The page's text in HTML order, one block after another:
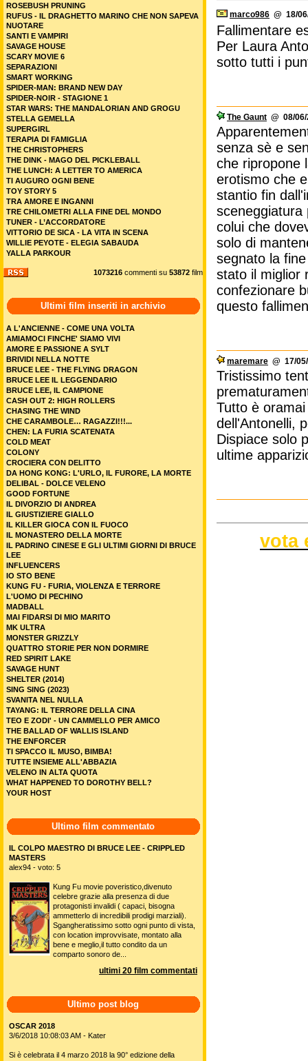
marco986 @ 18/
Fallimentare
Per Laura
sotto tutti i
The Gaunt @ 08/
senza sè e
che ripropone
erotismo che
stantio fin
sceneggiatura
colui che
solo di
segnato la
stato il miglior
confezionare
questo
maremare @ 17/
Tristissimo
Tutto è
dell'Antonelli,
Dispiace solo
ultime
vota
ROSEBUSH PRUNING
RUFUS - IL DRAGHETTO MARINO CHE NON SAPEVA
NUOTARE
SANTI E VAMPIRI
SAVAGE HOUSE
SCARY MOVIE 6
SEPARAZIONI
SMART WORKING
SPIDER-MAN: BRAND NEW DAY
SPIDER-NOIR - STAGIONE 1
STAR WARS: THE MANDALORIAN AND GROGU
STELLA GEMELLA
SUPERGIRL
TERAPIA DI FAMIGLIA
THE CHRISTOPHERS
THE DINK - MAGO DEL PICKLEBALL
THE LUNCH: A LETTER TO AMERICA
TI AUGURO OGNI BENE
TOY STORY 5
TRA AMORE E INGANNI
TRE CHILOMETRI ALLA FINE DEL MONDO
TUNER - L’ACCORDATORE
VITTORIO DE SICA - LA VITA IN SCENA
WILLIE PEYOTE - ELEGIA SABAUDA
YALLA PARKOUR
1073216 commenti su 53872 film
Ultimi film inseriti in archivio
A L'ANCIENNE - COME UNA VOLTA
AMIAMOCI FINCHE' SIAMO VIVI
AMORE E PASSIONE A SYLT
BRIVIDI NELLA NOTTE
BRUCE LEE - THE FLYING DRAGON
BRUCE LEE IL LEGGENDARIO
BRUCE LEE, IL CAMPIONE
CASH OUT 2: HIGH ROLLERS
CHASING THE WIND
CHE CARAMBOLE… RAGAZZI!!!...
CHEN: LA FURIA SCATENATA
COLD MEAT
COLONY
CROCIERA CON DELITTO
DA HONG KONG: L'URLO, IL FURORE, LA MORTE
DELIBAL - DOLCE VELENO
GOOD FORTUNE
IL DIVORZIO DI ANDREA
IL GIUSTIZIERE GIALLO
IL KILLER GIOCA CON IL FUOCO
IL MONASTERO DELLA MORTE
IL PADRINO CINESE E GLI ULTIMI GIORNI DI BRUCE
LEE
INFLUENCERS
IO STO BENE
KUNG FU - FURIA, VIOLENZA E TERRORE
L'UOMO DI PECHINO
MADBALL
MAI FIDARSI DI MIO MARITO
MK ULTRA
MONSTER GRIZZLY
QUATTRO STORIE PER NON DORMIRE
RED SPIRIT LAKE
SAVAGE HUNT
SHELTER (2014)
SING SING (2023)
SVANITA NEL NULLA
TAYANG: IL TERRORE DELLA CINA
TEO E ZODI' - UN CAMMELLO PER AMICO
THE BALLAD OF WALLIS ISLAND
THE ENFORCER
TI SPACCO IL MUSO, BIMBA!
TUTTE INSIEME ALL'ABBAZIA
VELENO IN ALTA QUOTA
WHAT HAPPENED TO DOROTHY BELL?
YOUR HOST
Ultimo film commentato
IL COLPO MAESTRO DI BRUCE LEE - CRIPPLED
MASTERS
alex94 - voto: 5
Kung Fu movie poveristico,divenuto
celebre grazie alla presenza di due
protagonisti invalidi ( capaci, bisogna
ammetterlo di incredibili prodigi marziali).
Sgangheratissimo sotto ogni punto di vista,
con location improvvisate, montato alla
bene e meglio,il tutto condito da un
comparto sonoro de...
ultimi 20 film commentati
Ultimo post blog
OSCAR 2018
3/6/2018 10:08:03 AM - Kater
Si è celebrata il 4 marzo 2018 la 90° edizione della